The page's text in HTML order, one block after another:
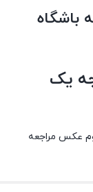
باشگاه
یک
عکس مراجعه